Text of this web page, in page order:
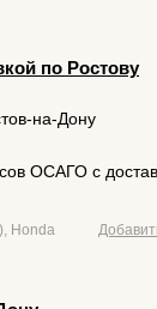
по Ростову
на-Дону
ОСАГО с
Honda